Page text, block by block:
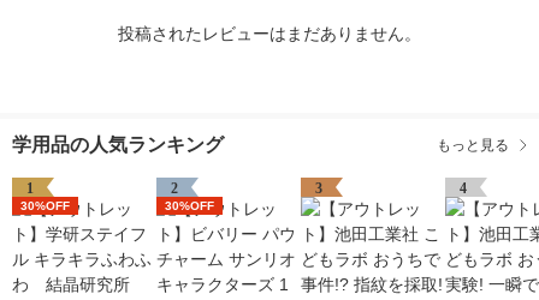
投稿されたレビューはまだありません。
学用品の人気ランキング もっと見る
1
30%OFF
2
30%OFF
3 4